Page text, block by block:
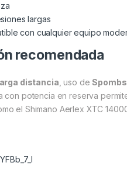
largas
con cualquier equipo
recomendada
distancia , uso deSpombs
con potencia en reserva
el Shimano Aerlex XTC